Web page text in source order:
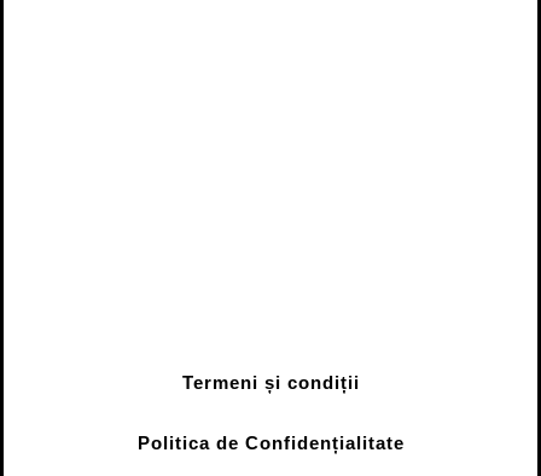
Termeni și condiții
Politica de Confidențialitate